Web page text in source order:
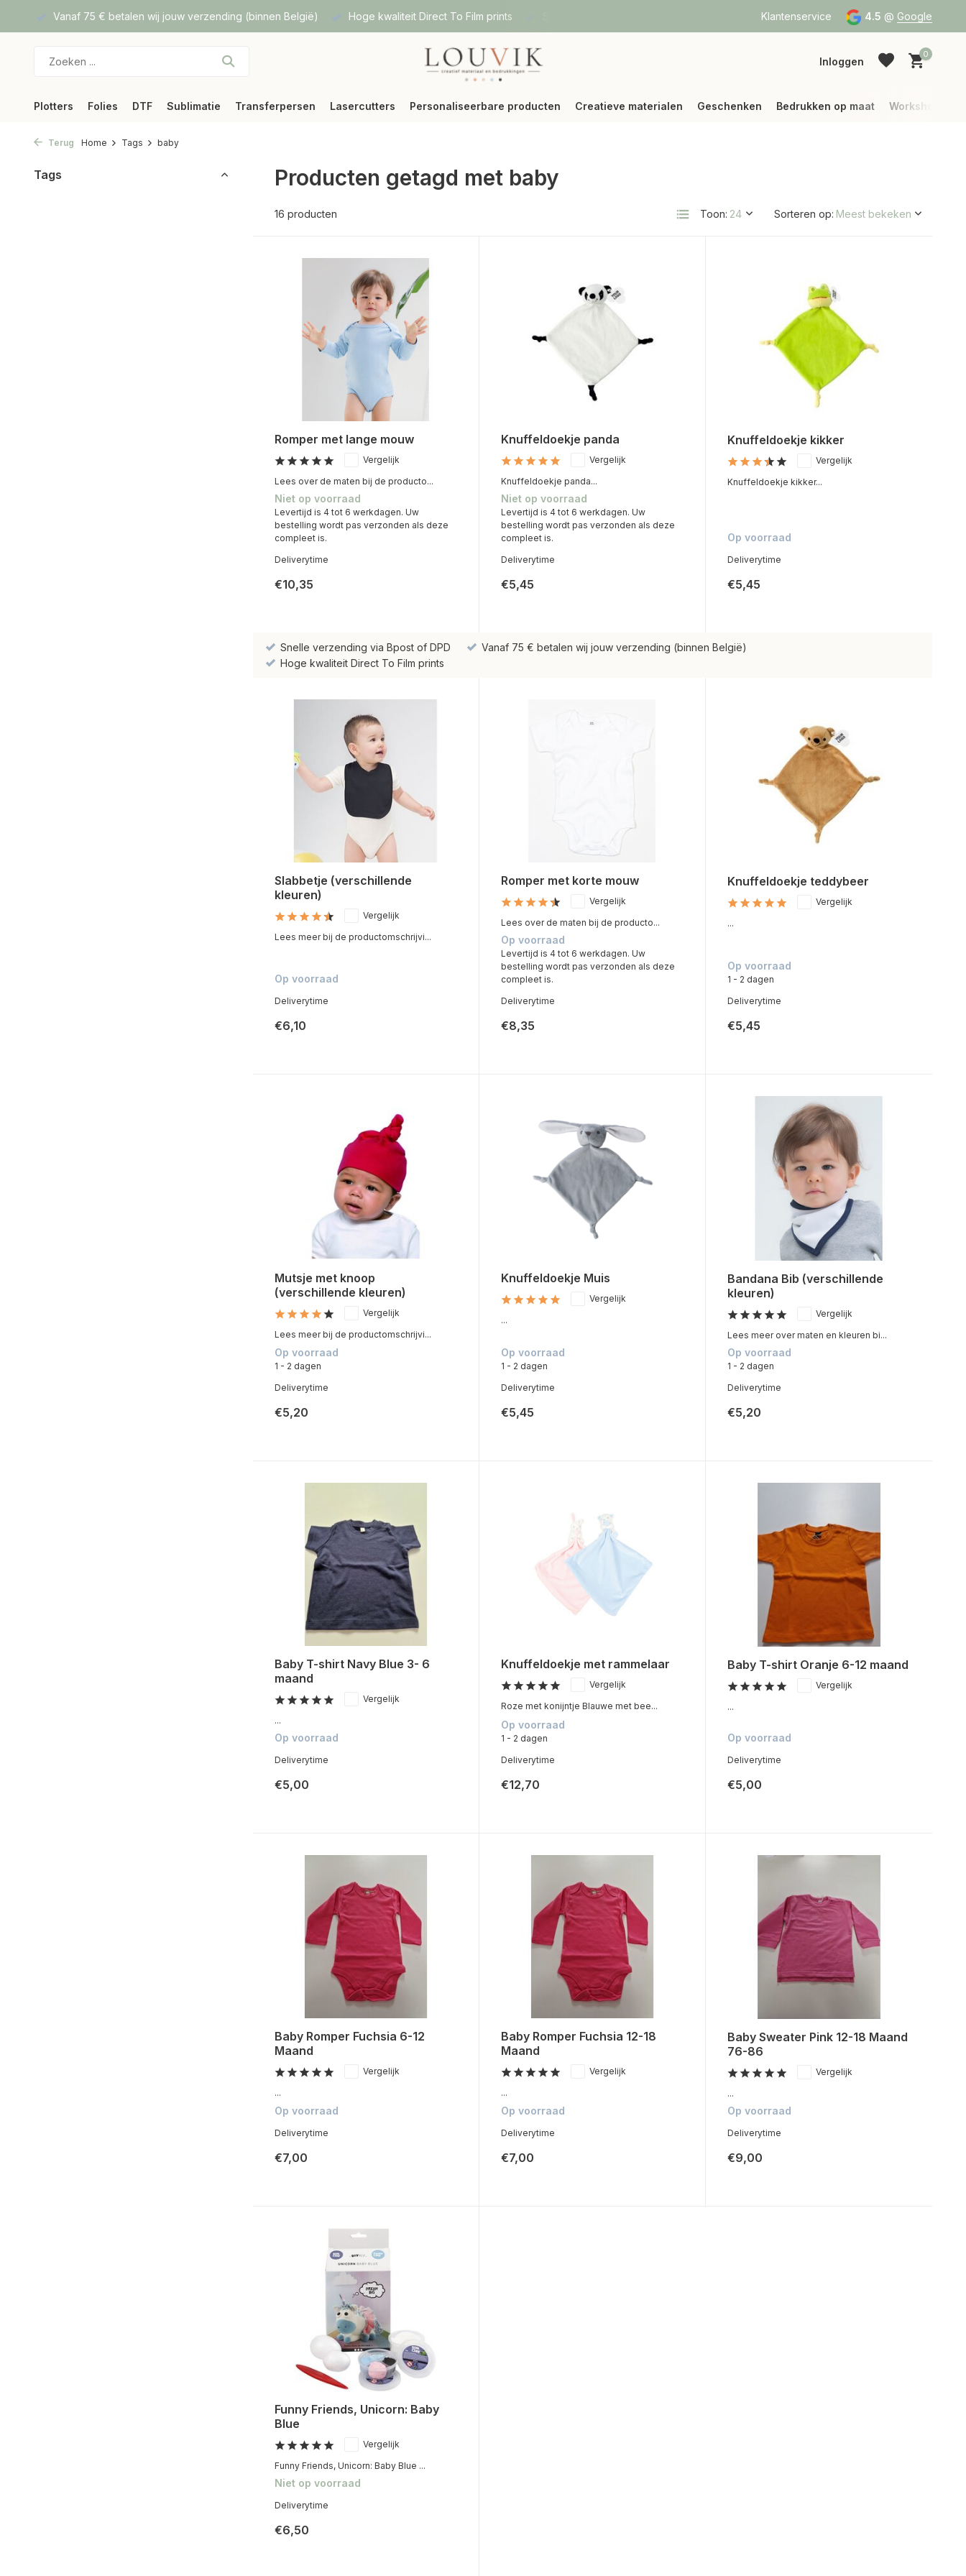
Hoge kwaliteit Direct To Film prints Snelle verzending via Bpost of DPD Vanaf 75 € betalen wij jouw verzending (binnen België) Klantenservice 4.5 @ Google
Inloggen
0
Plotters Folies DTF Sublimatie Transferpersen Lasercutters Personaliseerbare producten Creatieve materialen Geschenken Bedrukken op maat Workshops
Terug Home Tags baby
Tags Producten getagd met baby
16 producten Toon: Sorteren op:
Romper met lange mouw
Vergelijk
Lees over de maten bij de producto...
Niet op voorraad
Levertijd is 4 tot 6 werkdagen. Uw
bestelling wordt pas verzonden als deze
compleet is.
Deliverytime
€10,35
Knuffeldoekje panda
Vergelijk
Knuffeldoekje panda...
Niet op voorraad
Levertijd is 4 tot 6 werkdagen. Uw
bestelling wordt pas verzonden als deze
compleet is.
Deliverytime
€5,45
Knuffeldoekje kikker
Vergelijk
Knuffeldoekje kikker...
Op voorraad
Deliverytime
€5,45
Snelle verzending via Bpost of DPD
Vanaf 75 € betalen wij jouw verzending (binnen België)
Hoge kwaliteit Direct To Film prints
Slabbetje (verschillende
kleuren)
Vergelijk
Lees meer bij de productomschrijvi...
Op voorraad
Deliverytime
€6,10
Romper met korte mouw
Vergelijk
Lees over de maten bij de producto...
Op voorraad
Levertijd is 4 tot 6 werkdagen. Uw
bestelling wordt pas verzonden als deze
compleet is.
Deliverytime
€8,35
Knuffeldoekje teddybeer
Vergelijk
...
Op voorraad
1 - 2 dagen
Deliverytime
€5,45
Mutsje met knoop
(verschillende kleuren)
Vergelijk
Lees meer bij de productomschrijvi...
Op voorraad
1 - 2 dagen
Deliverytime
€5,20
Knuffeldoekje Muis
Vergelijk
...
Op voorraad
1 - 2 dagen
Deliverytime
€5,45
Bandana Bib (verschillende
kleuren)
Vergelijk
Lees meer over maten en kleuren bi...
Op voorraad
1 - 2 dagen
Deliverytime
€5,20
Baby T-shirt Navy Blue 3- 6
maand
Vergelijk
...
Op voorraad
Deliverytime
€5,00
Knuffeldoekje met rammelaar
Vergelijk
Roze met konijntje Blauwe met bee...
Op voorraad
1 - 2 dagen
Deliverytime
€12,70
Baby T-shirt Oranje 6-12 maand
Vergelijk
...
Op voorraad
Deliverytime
€5,00
Baby Romper Fuchsia 6-12
Maand
Vergelijk
...
Op voorraad
Deliverytime
€7,00
Baby Romper Fuchsia 12-18
Maand
Vergelijk
...
Op voorraad
Deliverytime
€7,00
Baby Sweater Pink 12-18 Maand
76-86
Vergelijk
...
Op voorraad
Deliverytime
€9,00
Funny Friends, Unicorn: Baby
Blue
Vergelijk
Funny Friends, Unicorn: Baby Blue ...
Niet op voorraad
Deliverytime
€6,50